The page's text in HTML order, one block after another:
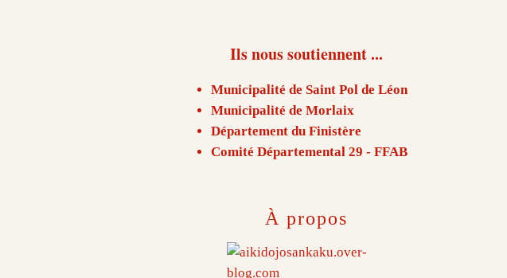
À propos
Ils nous soutiennent ...
Municipalité de Saint Pol de Léon
Municipalité de Morlaix
Département du Finistère
Comité Départemental 29 - FFAB